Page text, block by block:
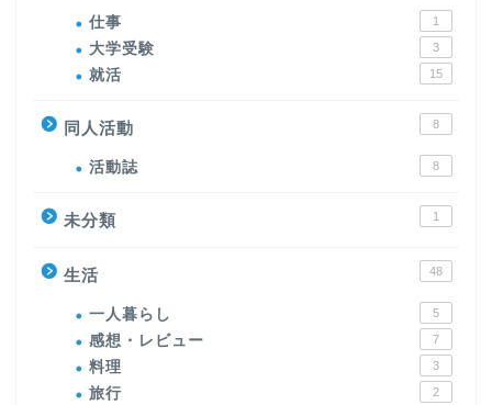
仕事 1
大学受験 3
就活 15
同人活動 8
活動誌 8
未分類 1
生活 48
一人暮らし 5
感想・レビュー 7
料理 3
旅行 2